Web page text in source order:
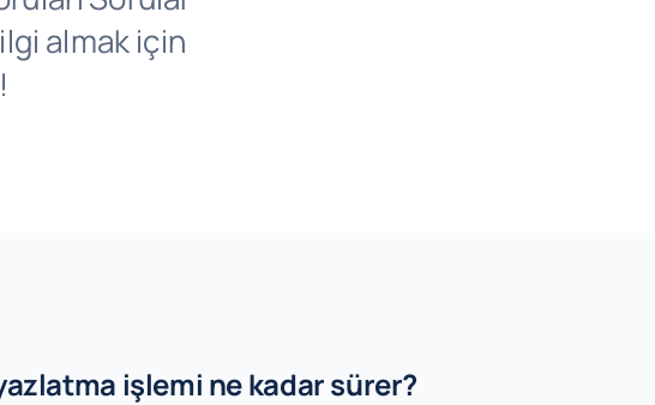
almak için
işlemi ne kadar sürer?